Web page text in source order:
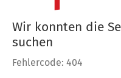
Wir konnten die
suchen
Fehlercode: 404